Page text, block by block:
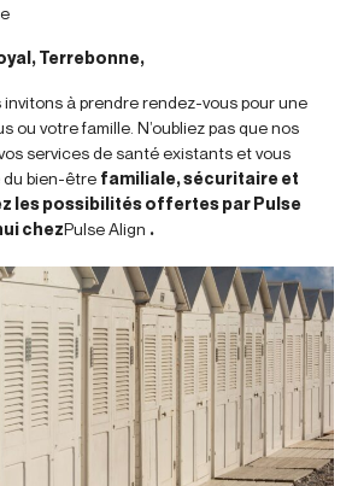
Terrebonne,
à prendre rendez-vous pour une
ou votre famille. N’oubliez pas que nos
services de santé existants et vous
bien-être familiale, sécuritaire et
les possibilités offertes par Pulse
chezPulse Align .